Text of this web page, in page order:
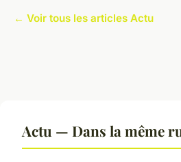
← Voir tous les articles Actu
Actu — Dans la même